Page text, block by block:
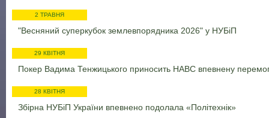
2 ТРАВНЯ
"Весняний суперкубок землевпорядника 2026" у НУБіП
29 КВІТНЯ
Покер Вадима Тенжицького приносить НАВС впевнену
28 КВІТНЯ
Збірна НУБіП України впевнено подолала «Політехнік»